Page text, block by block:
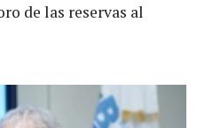
de las reservas al